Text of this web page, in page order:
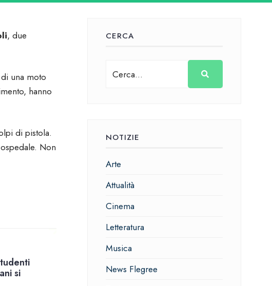
, due
una moto
hanno
di pistola.
Non
si
CERCA
NOTIZIE
Arte
Attualità
Cinema
Letteratura
Musica
News Flegree